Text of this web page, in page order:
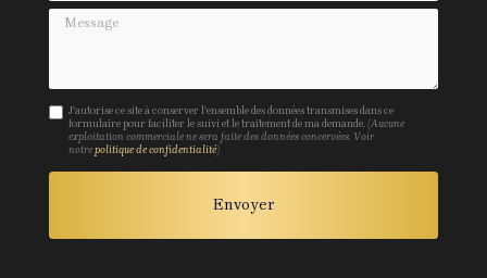
Message
J'autorise ce site à conserver l'ensemble des données transmises dans ce
formulaire pour faciliter le suivi et le traitement de ma demande.(Aucune
exploitation commerciale ne sera faite des données concervées. Voir
notrepolitique de confidentialité)